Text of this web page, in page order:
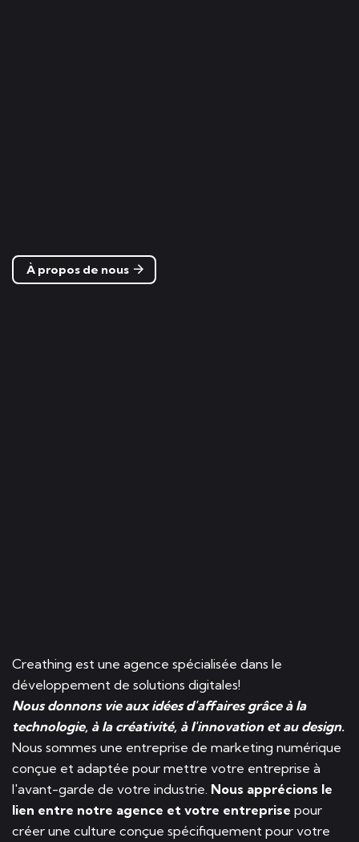
À propos de nous
Creathing est une agence spécialisée dans le
développement de solutions digitales!
Nous donnons vie aux idées d'affaires grâce à la
technologie, à la créativité, à l'innovation et au design.
Nous sommes une entreprise de marketing numérique
conçue et adaptée pour mettre votre entreprise à
l'avant-garde de votre industrie. Nous apprécions le
lien entre notre agence et votre entreprise pour
créer une culture conçue spécifiquement pour votre